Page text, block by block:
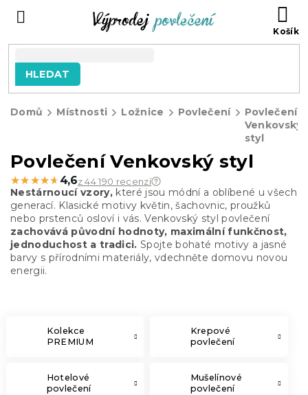
HLEDAT
Domů Místnosti Ložnice Povlečení
Povlečení
Venkovský
styl
Povlečení Venkovský styl
★★★★★
★★★★★ 4,6z 44 190 recenzí
Nestárnoucí vzory, které jsou módní a oblíbené u všech
generací. Klasické motivy květin, šachovnic, proužků
nebo prstenců osloví i vás. Venkovský styl povlečení
zachovává původní hodnoty, maximální funkčnost,
jednoduchost a tradici. Spojte bohaté motivy a jasné
barvy s přírodními materiály, vdechněte domovu novou
energii.
Kolekce
PREMIUM
Krepové
povlečení
Hotelové
povlečení
Mušelínové
povlečení